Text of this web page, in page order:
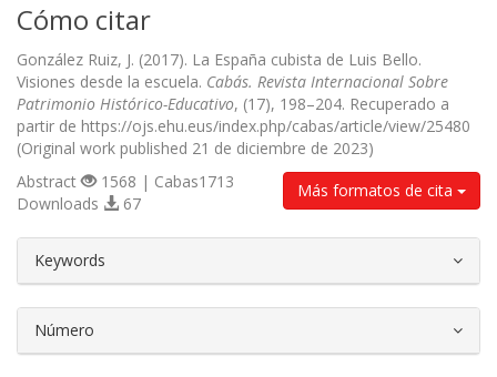
Cómo citar
González Ruiz, J. (2017). La España cubista de Luis Bello.
Visiones desde la escuela. Cabás. Revista Internacional Sobre
Patrimonio Histórico-Educativo, (17), 198–204. Recuperado a
partir de https://ojs.ehu.eus/index.php/cabas/article/view/25480
(Original work published 21 de diciembre de 2023)
Más formatos de cita
Abstract
1568 | Cabas1713
Downloads
67
Keywords
Número